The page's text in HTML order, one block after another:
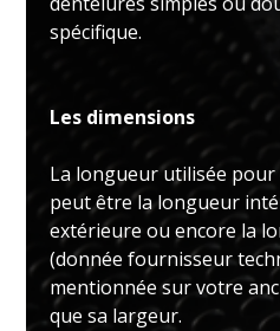
spécifique.
Les dimensions
La longueur utilisée
peut être la longueur
extérieure ou encore la
(donnée fournisseur
mentionnée sur votre
que sa largeur.